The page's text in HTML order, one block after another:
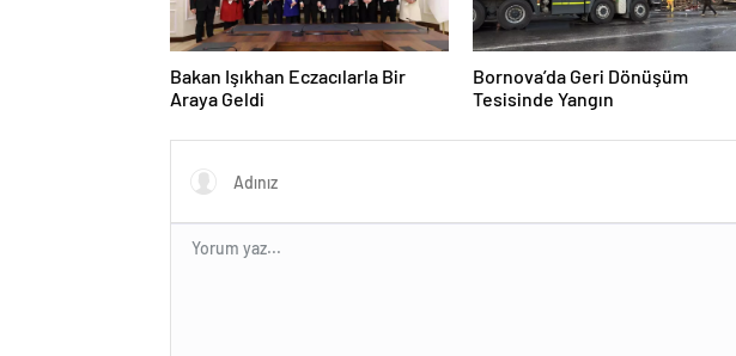
Bakan Işıkhan Eczacılarla Bir
Araya Geldi
Bornova’da Geri Dönüşüm
Tesisinde Yangın